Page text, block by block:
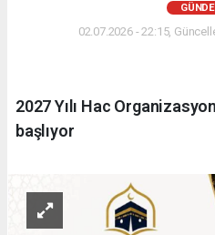
02.07.2026 - 22:15,
2027 Yılı Hac
başlıyor